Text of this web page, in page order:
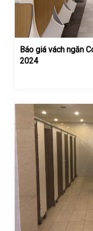
Báo giá vách ngăn
2024